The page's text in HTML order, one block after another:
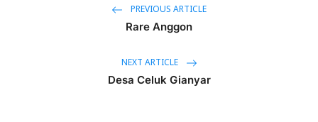
PREVIOUS ARTICLE
Rare Anggon
NEXT ARTICLE
Desa Celuk Gianyar